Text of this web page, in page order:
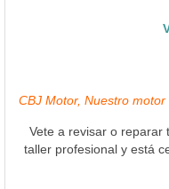
CBJ Motor, Nuestro motor
Vete a revisar o reparar
taller profesional y está